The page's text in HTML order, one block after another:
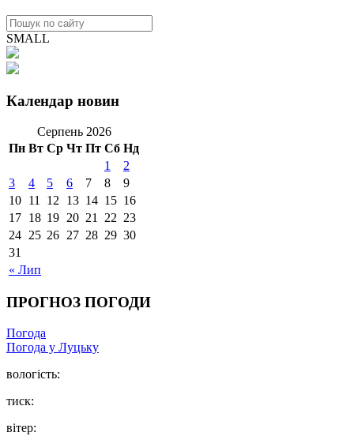
SMALL
Календар новин
Серпень 2026
Пн Вт Ср Чт Пт Сб Нд
« Лип
1
2
3
4 5 6 7 8
9
10 11 12 13 14 15 16
17 18 19 20 21 22 23
24 25 26 27 28 29 30
31
ПРОГНОЗ ПОГОДИ
Погода
Погода у Луцьку
вологість:
тиск:
вітер: